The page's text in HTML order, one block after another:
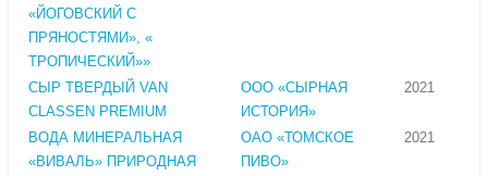
«ЙОГОВСКИЙ С
ПРЯНОСТЯМИ», «
ТРОПИЧЕСКИЙ»»
СЫР ТВЕРДЫЙ VAN
CLASSEN PREMIUM
ООО «СЫРНАЯ
ИСТОРИЯ»
2021
ВОДА МИНЕРАЛЬНАЯ
«ВИВАЛЬ» ПРИРОДНАЯ
ОАО «ТОМСКОЕ
ПИВО»
2021